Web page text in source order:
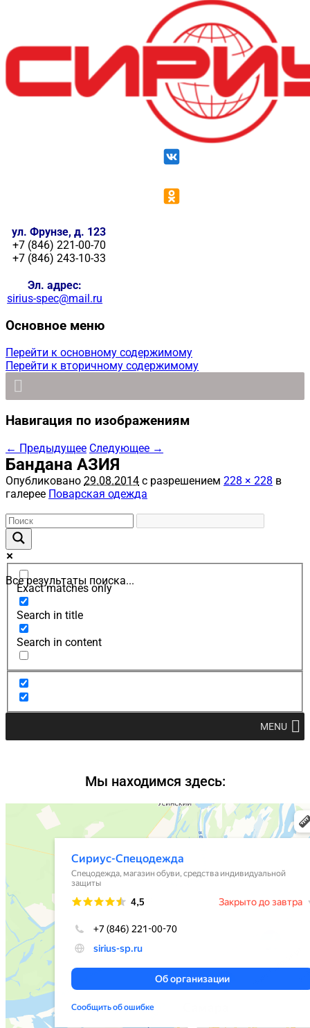
ул. Фрунзе, д. 123
+7 (846) 221-00-70
+7 (846) 243-10-33
Эл. адрес:
sirius-spec@mail.ru
Основное меню
Перейти к основному содержимому
Перейти к вторичному содержимому
Навигация по изображениям
← Предыдущее Следующее →
Бандана АЗИЯ
Опубликовано 29.08.2014 с разрешением 228 × 228 в
галерее Поварская одежда
Все результаты поиска...
Exact matches only
Search in title
Search in content
MENU
Мы находимся здесь: